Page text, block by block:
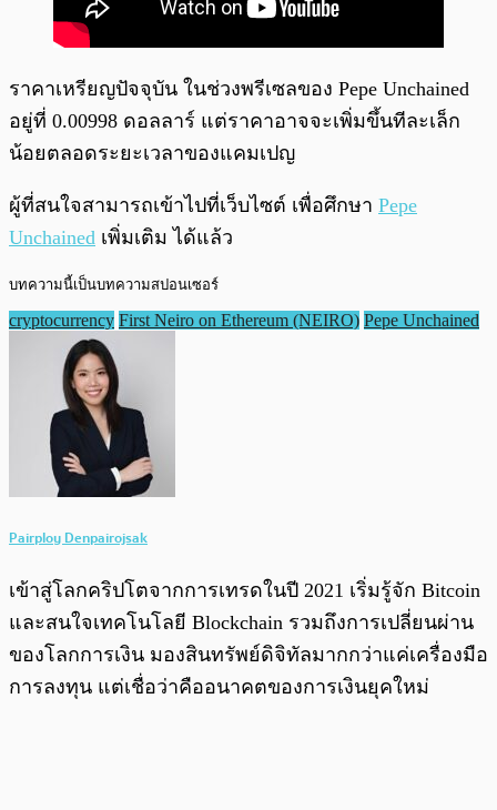
ราคาเหรียญปัจจุบัน ในช่วงพรีเซลของ Pepe Unchained
อยู่ที่ 0.00998 ดอลลาร์ แต่ราคาอาจจะเพิ่มขึ้นทีละเล็ก
น้อยตลอดระยะเวลาของแคมเปญ
ผู้ที่สนใจสามารถเข้าไปที่เว็บไซต์ เพื่อศึกษา Pepe
Unchained เพิ่มเติม ได้แล้ว
บทความนี้เป็นบทความสปอนเซอร์
cryptocurrency First Neiro on Ethereum (NEIRO) Pepe Unchained
Pairploy Denpairojsak
เข้าสู่โลกคริปโตจากการเทรดในปี 2021 เริ่มรู้จัก Bitcoin
และสนใจเทคโนโลยี Blockchain รวมถึงการเปลี่ยนผ่าน
ของโลกการเงิน มองสินทรัพย์ดิจิทัลมากกว่าแค่เครื่องมือ
การลงทุน แต่เชื่อว่าคืออนาคตของการเงินยุคใหม่